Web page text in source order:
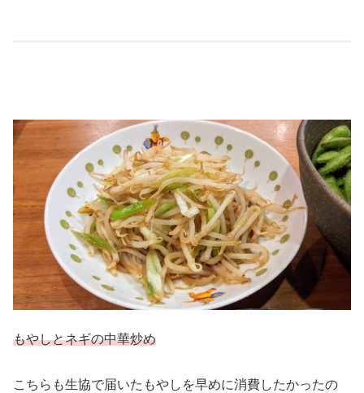
もやしとネギの中華炒め
こちらも生協で届いたもやしを早めに消費したかったの